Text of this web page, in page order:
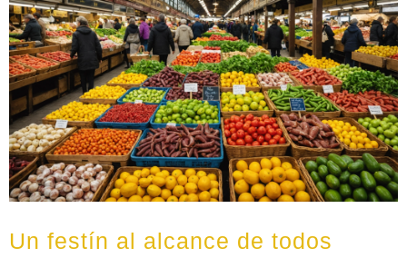
Un festín al alcance de todos